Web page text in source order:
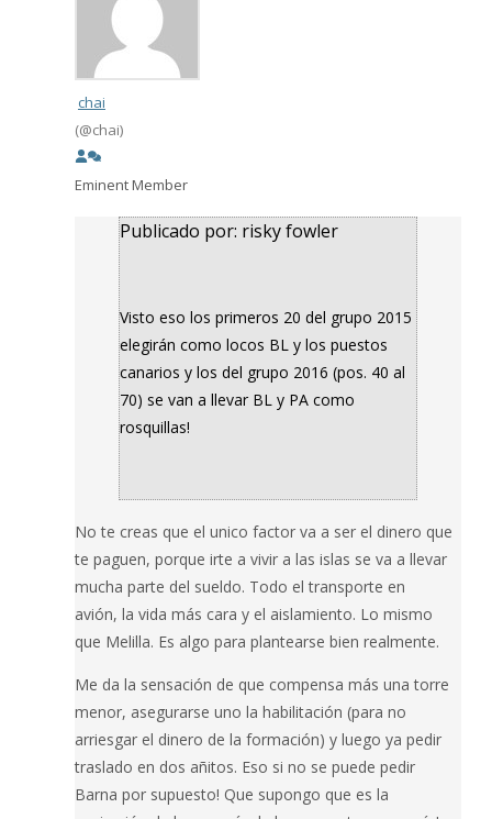
chai
(@chai)
Eminent Member
Publicado por: risky fowler
Visto eso los primeros 20 del grupo 2015
elegirán como locos BL y los puestos
canarios y los del grupo 2016 (pos. 40 al
70) se van a llevar BL y PA como
rosquillas!
No te creas que el unico factor va a ser el dinero que
te paguen, porque irte a vivir a las islas se va a llevar
mucha parte del sueldo. Todo el transporte en
avión, la vida más cara y el aislamiento. Lo mismo
que Melilla. Es algo para plantearse bien realmente.
Me da la sensación de que compensa más una torre
menor, asegurarse uno la habilitación (para no
arriesgar el dinero de la formación) y luego ya pedir
traslado en dos añitos. Eso si no se puede pedir
Barna por supuesto! Que supongo que es la